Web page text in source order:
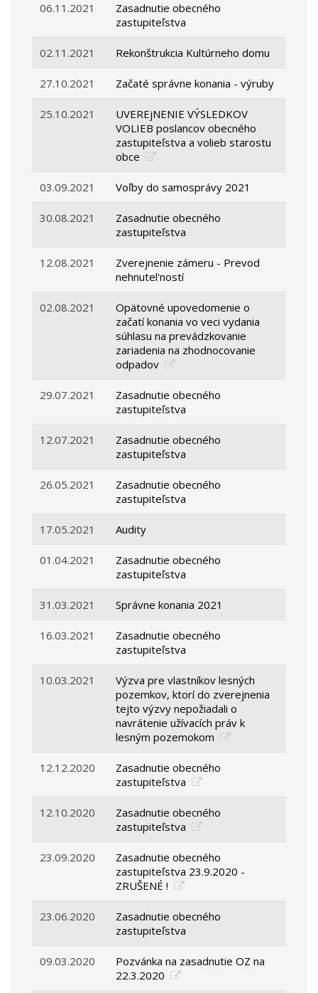
06.11.2021
Zasadnutie obecného
zastupiteľstva
02.11.2021 Rekonštrukcia Kultúrneho domu
27.10.2021 Začaté správne konania - výruby
25.10.2021
UVEREjNENIE VÝSLEDKOV
VOLIEB poslancov obecného
zastupiteľstva a volieb starostu
obce
03.09.2021 Voľby do samosprávy 2021
30.08.2021
Zasadnutie obecného
zastupiteľstva
12.08.2021
Zverejnenie zámeru - Prevod
nehnutel'ností
02.08.2021
Opätovné upovedomenie o
začatí konania vo veci vydania
súhlasu na prevádzkovanie
zariadenia na zhodnocovanie
odpadov
29.07.2021
Zasadnutie obecného
zastupiteľstva
12.07.2021
Zasadnutie obecného
zastupiteľstva
26.05.2021
Zasadnutie obecného
zastupiteľstva
17.05.2021 Audity
01.04.2021
Zasadnutie obecného
zastupiteľstva
31.03.2021 Správne konania 2021
16.03.2021
Zasadnutie obecného
zastupiteľstva
10.03.2021
Výzva pre vlastníkov lesných
pozemkov, ktorí do zverejnenia
tejto výzvy nepožiadali o
navrátenie užívacích práv k
lesným pozemokom
12.12.2020
Zasadnutie obecného
zastupiteľstva
12.10.2020
Zasadnutie obecného
zastupiteľstva
23.09.2020
Zasadnutie obecného
zastupiteľstva 23.9.2020 -
ZRUŠENÉ !
23.06.2020
Zasadnutie obecného
zastupiteľstva
09.03.2020
Pozvánka na zasadnutie OZ na
22.3.2020